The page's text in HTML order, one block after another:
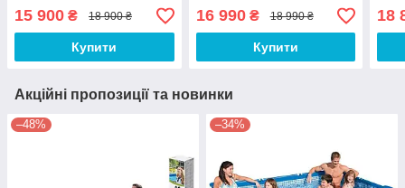
15 900 ₴ 18 900 ₴
Купити
16 990₴ 18 990 ₴
Купити
18
Акційні пропозиції та новинки
–48% –34%